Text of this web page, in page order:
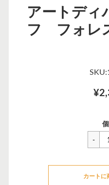
アートディ
フ フォレ
カートに